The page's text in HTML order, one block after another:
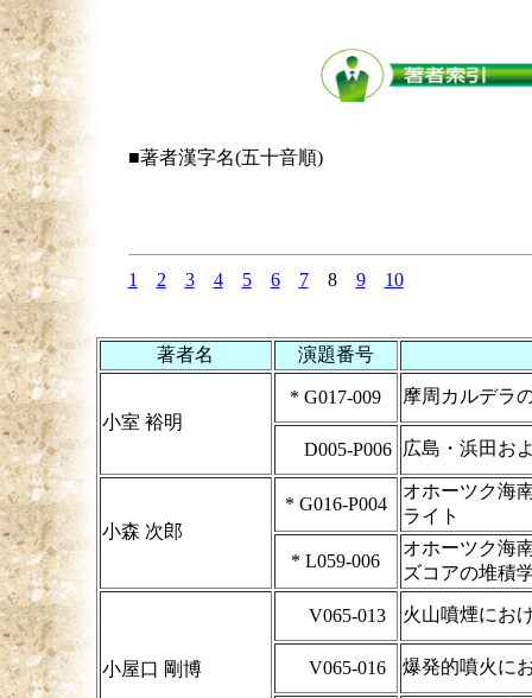
■著者漢字名(五十音順)
1 2 3 4 5 6 78 9 10
著者名 演題番号
小室 裕明
* G017-009 摩周カルデラ
D005-P006 広島・浜田お
小森 次郎
* G016-P004
オホーツク海
ライト
* L059-006
オホーツク海
ズコアの堆積
小屋口 剛博
V065-013 火山噴煙にお
V065-016 爆発的噴火に